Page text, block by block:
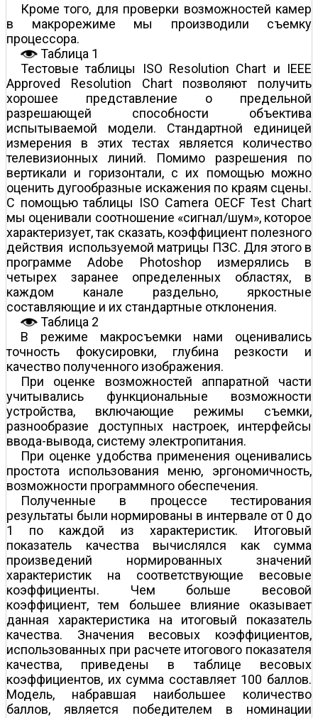
Кроме того, для проверки возможностей камер
в макрорежиме мы производили съемку
процессора.
Таблица 1
Тестовые таблицы ISO Resolution Chart и IEEE
Approved Resolution Chart позволяют получить
хорошее представление о предельной
разрешающей способности объектива
испытываемой модели. Стандартной единицей
измерения в этих тестах является количество
телевизионных линий. Помимо разрешения по
вертикали и горизонтали, с их помощью можно
оценить дугообразные искажения по краям сцены.
С помощью таблицы ISO Camera OECF Test Chart
мы оценивали соотношение «сигнал/шум», которое
характеризует, так сказать, коэффициент полезного
действия используемой матрицы ПЗС. Для этого в
программе Adobe Photoshop измерялись в
четырех заранее определенных областях, в
каждом канале раздельно, яркостные
составляющие и их стандартные отклонения.
Таблица 2
В режиме макросъемки нами оценивались
точность фокусировки, глубина резкости и
качество полученного изображения.
При оценке возможностей аппаратной части
учитывались функциональные возможности
устройства, включающие режимы съемки,
разнообразие доступных настроек, интерфейсы
ввода-вывода, систему электропитания.
При оценке удобства применения оценивались
простота использования меню, эргономичность,
возможности программного обеспечения.
Полученные в процессе тестирования
результаты были нормированы в интервале от 0 до
1 по каждой из характеристик. Итоговый
показатель качества вычислялся как сумма
произведений нормированных значений
характеристик на соответствующие весовые
коэффициенты. Чем больше весовой
коэффициент, тем большее влияние оказывает
данная характеристика на итоговый показатель
качества. Значения весовых коэффициентов,
использованных при расчете итогового показателя
качества, приведены в таблице весовых
коэффициентов, их сумма составляет 100 баллов.
Модель, набравшая наибольшее количество
баллов, является победителем в номинации